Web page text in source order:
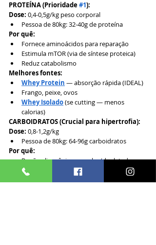
PROTEÍNA (Prioridade #1):
Dose: 0,4-0,5g/kg peso corporal
Pessoa de 80kg: 32-40g de proteína
Por quê:
Fornece aminoácidos para reparação
Estimula mTOR (via de síntese proteica)
Reduz catabolismo
Melhores fontes:
Whey Protein — absorção rápida (IDEAL)
Frango, peixe, ovos
Whey Isolado (se cutting — menos
calorias)
CARBOIDRATOS (Crucial para hipertrofia):
Dose: 0,8-1,2g/kg
Pessoa de 80kg: 64-96g carboidratos
Por quê:
Repõe glicogênio muscular (depletado no
treino)